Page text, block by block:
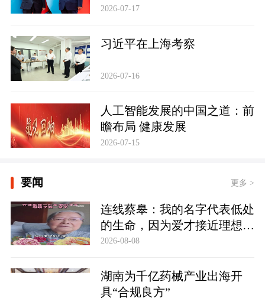
2026-07-17
习近平在上海考察
2026-07-16
人工智能发展的中国之道：前
瞻布局 健康发展
2026-07-15
要闻 更多 >
连线蔡皋：我的名字代表低处
的生命，因为爱才接近理想的
高地
2026-08-08
湖南为千亿药械产业出海开
具“合规良方”